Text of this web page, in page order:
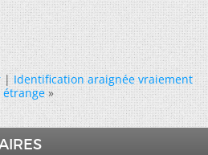
|Identification araignée vraiement
étrange »